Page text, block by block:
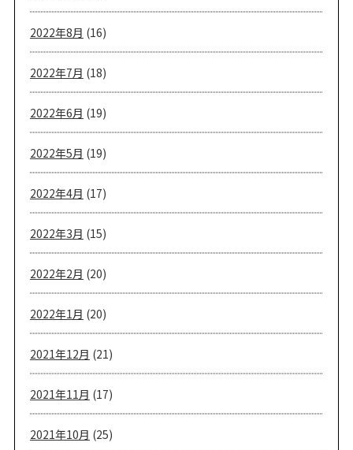
2022年8月 (16)
2022年7月 (18)
2022年6月 (19)
2022年5月 (19)
2022年4月 (17)
2022年3月 (15)
2022年2月 (20)
2022年1月 (20)
2021年12月 (21)
2021年11月 (17)
2021年10月 (25)